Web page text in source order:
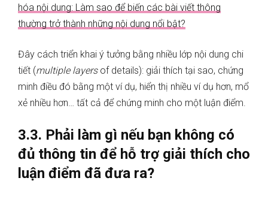
hóa nội dung: Làm sao để biến các bài viết thông
thường trở thành những nội dung nổi bật?
Đây cách triển khai ý tưởng bằng nhiều lớp nội dung chi
tiết (multiple layersof details): giải thích tại sao, chứng
minh điều đó bằng một ví dụ, hiển thị nhiều ví dụ hơn, mổ
xẻ nhiều hơn… tất cả để chứng minh cho một luận điểm.
3.3. Phải làm gì nếu bạn không có
đủ thông tin để hỗ trợ giải thích cho
luận điểm đã đưa ra?